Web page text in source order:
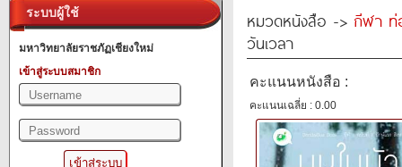
ระบบผู้ใช้
มหาวิทยาลัยราชภัฏเชียงใหม่
เข้าสู่ระบบสมาชิก
หมวดหนังสือ -> กีฬา ท่
วันเวลา
คะแนนหนังสือ :
คะแนนเฉลี่ย : 0.00